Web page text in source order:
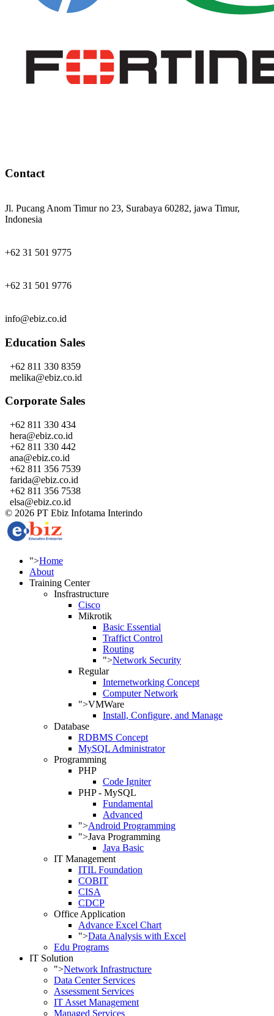
Contact
Jl. Pucang Anom Timur no 23, Surabaya 60282, jawa Timur,
Indonesia
+62 31 501 9775
+62 31 501 9776
info@ebiz.co.id
Education Sales
+62 811 330 8359
melika@ebiz.co.id
Corporate Sales
+62 811 330 434
hera@ebiz.co.id
+62 811 330 442
ana@ebiz.co.id
+62 811 356 7539
farida@ebiz.co.id
+62 811 356 7538
elsa@ebiz.co.id
© 2026 PT Ebiz Infotama Interindo
">Home
About
Training Center
Insfrastructure
Cisco
Mikrotik
Basic Essential
Traffict Control
Routing
">Network Security
Regular
Internetworking Concept
Computer Network
">VMWare
Install, Configure, and Manage
Database
RDBMS Concept
MySQL Administrator
Programming
PHP
Code Igniter
PHP - MySQL
Fundamental
Advanced
">Android Programming
">Java Programming
Java Basic
IT Management
ITIL Foundation
COBIT
CISA
CDCP
Office Application
Advance Excel Chart
">Data Analysis with Excel
Edu Programs
IT Solution
">Network Infrastructure
Data Center Services
Assessment Services
IT Asset Management
Managed Services